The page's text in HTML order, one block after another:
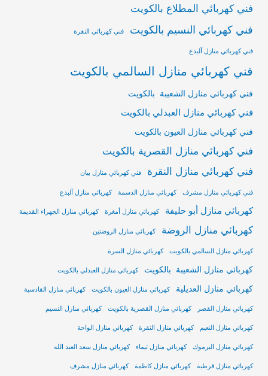
فني كهربائي المطلاع بالكويت
فني كهربائي النسيم بالكويت فني كهربائي النقرة
فني كهربائي منازل آلبدع
فني كهربائي منازل السالمي بالكويت
فني كهربائي منازل الشعيبة بالكويت
فني كهربائي منازل العبدلي بالكويت
فني كهربائي منازل العيون بالكويت
فني كهربائي منازل القصرية بالكويت
فني كهربائي منازل النقرة
فني كهربائي منازل بيان
فني كهربائي منازل مشرف كهربائي منازل الدسمة كهربائي منازل آلبدع
كهربائي منازل أبو حليفة كهربائي منازل أمغرة كهربائي منازل الجهراء القديمة
كهربائي منازل الروضة كهربائي منازل الروضتين
كهربائي منازل السالمي بالكويت كهربائي منازل السرة
كهربائي منازل الشعيبة بالكويت كهربائي منازل العبدلي بالكويت
كهربائي منازل العديلية كهربائي منازل العيون بالكويت كهربائي منازل القادسية
كهربائي منازل القصر كهربائي منازل القصرية بالكويت كهربائي منازل النسيم
كهربائي منازل النعيم كهربائي منازل النقرة كهربائي منازل الواحة
كهربائي منازل اليرموك كهربائي منازل تيماء كهربائي منازل سعد العبد الله
كهربائي منازل قرطبة كهربائي منازل كاظمة كهربائي منازل مشرف